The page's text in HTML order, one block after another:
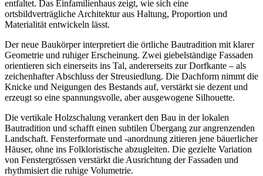
entfaltet. Das Einfamilienhaus zeigt, wie sich eine
ortsbildverträgliche Architektur aus Haltung, Proportion und
Materialität entwickeln lässt.
Der neue Baukörper interpretiert die örtliche Bautradition mit klarer
Geometrie und ruhiger Erscheinung. Zwei giebelständige Fassaden
orientieren sich einerseits ins Tal, andererseits zur Dorfkante – als
zeichenhafter Abschluss der Streusiedlung. Die Dachform nimmt die
Knicke und Neigungen des Bestands auf, verstärkt sie dezent und
erzeugt so eine spannungsvolle, aber ausgewogene Silhouette.
Die vertikale Holzschalung verankert den Bau in der lokalen
Bautradition und schafft einen subtilen Übergang zur angrenzenden
Landschaft. Fensterformate und -anordnung zitieren jene bäuerlicher
Häuser, ohne ins Folkloristische abzugleiten. Die gezielte Variation
von Fenstergrössen verstärkt die Ausrichtung der Fassaden und
rhythmisiert die ruhige Volumetrie.